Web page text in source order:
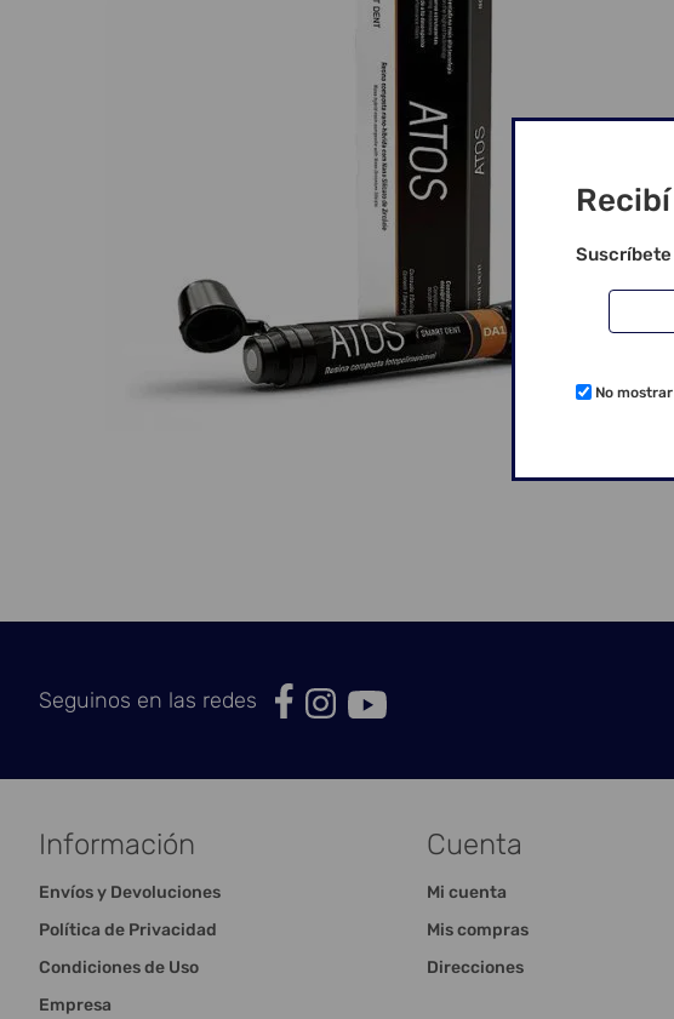
Seguinos en las redes
Información
Envíos y Devoluciones
Política de Privacidad
Condiciones de Uso
Empresa
Cuenta
Mi cuenta
Mis compras
Direcciones
No